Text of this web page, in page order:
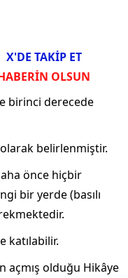
X'DE TAKİP ET
OLSUN
birinci derecede
olarak belirlenmiştir.
önce hiçbir
bir yerde (basılı
katılabilir.
açmış olduğu Hikâye